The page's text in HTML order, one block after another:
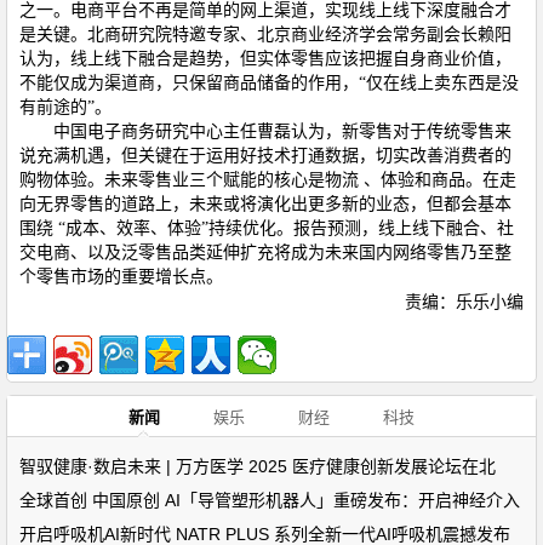
之一。电商平台不再是简单的网上渠道，实现线上线下深度融合才
是关键。北商研究院特邀专家、北京商业经济学会常务副会长赖阳
认为，线上线下融合是趋势，但实体零售应该把握自身商业价值，
不能仅成为渠道商，只保留商品储备的作用，“仅在线上卖东西是没
有前途的”。
中国电子商务研究中心主任曹磊认为，新零售对于传统零售来
说充满机遇，但关键在于运用好技术打通数据，切实改善消费者的
购物体验。未来零售业三个赋能的核心是物流 、体验和商品。在走
向无界零售的道路上，未来或将演化出更多新的业态，但都会基本
围绕 “成本、效率、体验”持续优化。报告预测，线上线下融合、社
交电商、以及泛零售品类延伸扩充将成为未来国内网络零售乃至整
个零售市场的重要增长点。
责编：乐乐小编
新闻 娱乐 财经 科技
智驭健康·数启未来 | 万方医学 2025 医疗健康创新发展论坛在北
全球首创 中国原创 AI「导管塑形机器人」重磅发布：开启神经介入
开启呼吸机AI新时代 NATR PLUS 系列全新一代AI呼吸机震撼发布